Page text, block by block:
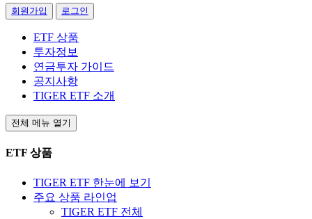
회원가입 로그인
ETF 상품
투자정보
연금투자 가이드
공지사항
TIGER ETF 소개
전체 메뉴 열기
ETF 상품
TIGER ETF 한눈에 보기
주요 상품 라인업
TIGER ETF 전체